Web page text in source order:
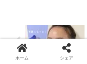
ホーム シェア